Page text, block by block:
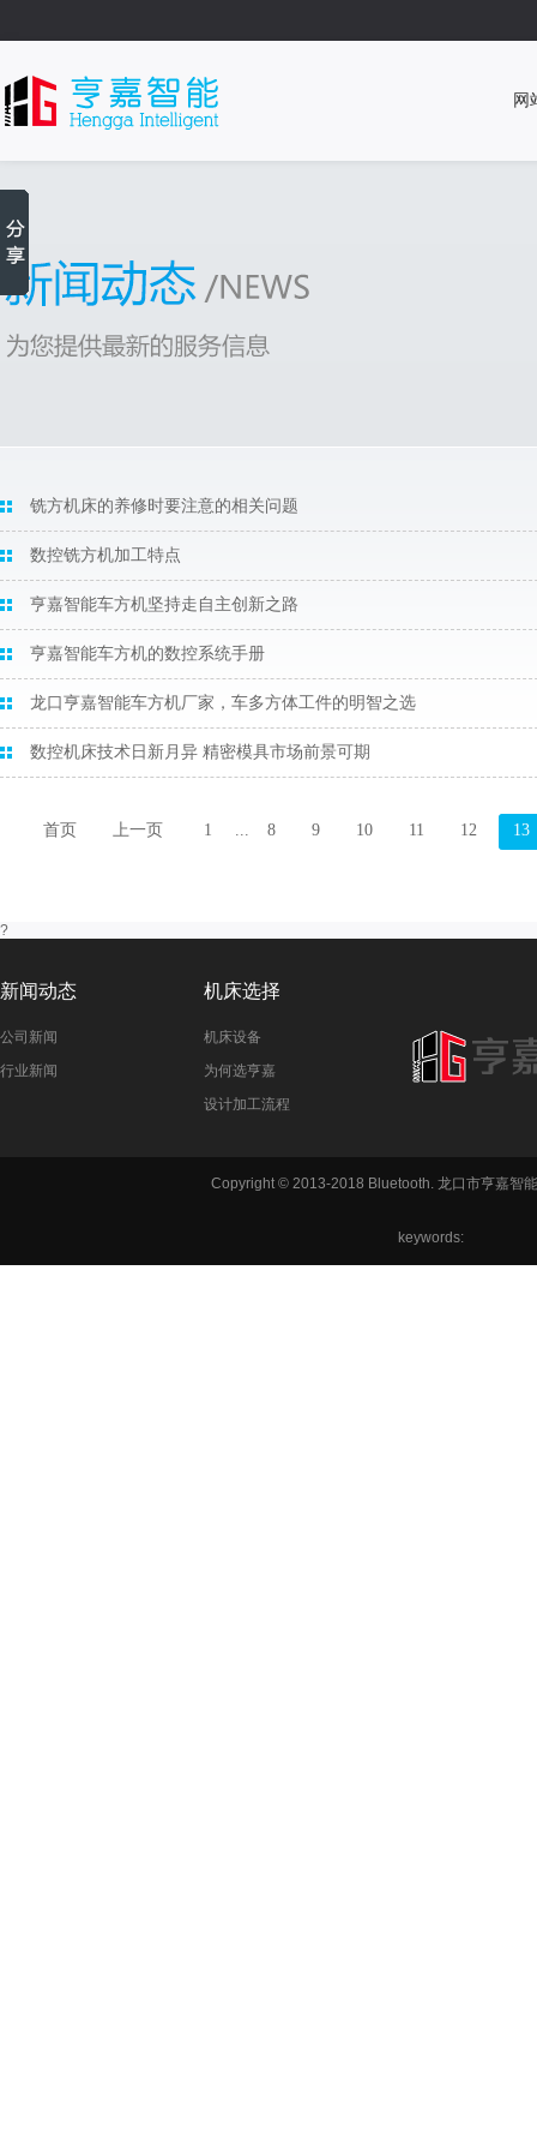
网
铣方机床的养修时要注意的相关问题
数控铣方机加工特点
亨嘉智能车方机坚持走自主创新之路
亨嘉智能车方机的数控系统手册
龙口亨嘉智能车方机厂家，车多方体工件的明智之选
数控机床技术日新月异 精密模具市场前景可期
首页 上一页 1 ... 8 9 10 11 12 13
?
新闻动态
公司新闻
行业新闻
机床选择
机床设备
为何选亨嘉
设计加工流程
Copyright © 2013-2018 Bluetooth. 龙口市亨嘉智
keywords:
铣方机,车